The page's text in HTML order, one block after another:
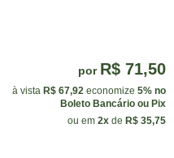
por R$ 71,50
à vista R$ 67,92 economize 5% no
Boleto Bancário ou Pix
ou em 2x de R$ 35,75